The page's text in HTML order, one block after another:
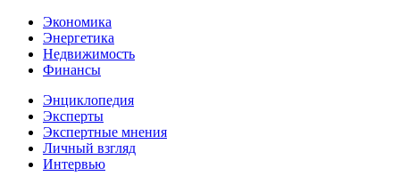
Экономика
Энергетика
Недвижимость
Финансы
Энциклопедия
Эксперты
Экспертные мнения
Личный взгляд
Интервью